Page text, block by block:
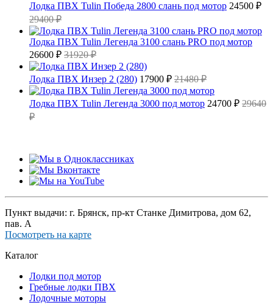
Лодка ПВХ Tulin Победа 2800 слань под мотор 24500 ₽
29400 ₽
Лодка ПВХ Tulin Легенда 3100 слань PRO под мотор
26600 ₽ 31920 ₽
Лодка ПВХ Инзер 2 (280) 17900 ₽ 21480 ₽
Лодка ПВХ Tulin Легенда 3000 под мотор 24700 ₽ 29640
₽
Пункт выдачи: г. Брянск, пр-кт Станке Димитрова, дом 62,
пав. А
Посмотреть на карте
Каталог
Лодки под мотор
Гребные лодки ПВХ
Лодочные моторы